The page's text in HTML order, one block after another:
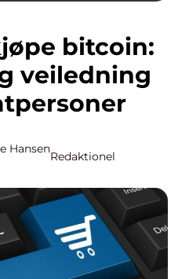
veiledning
Hansen
Redaktionel